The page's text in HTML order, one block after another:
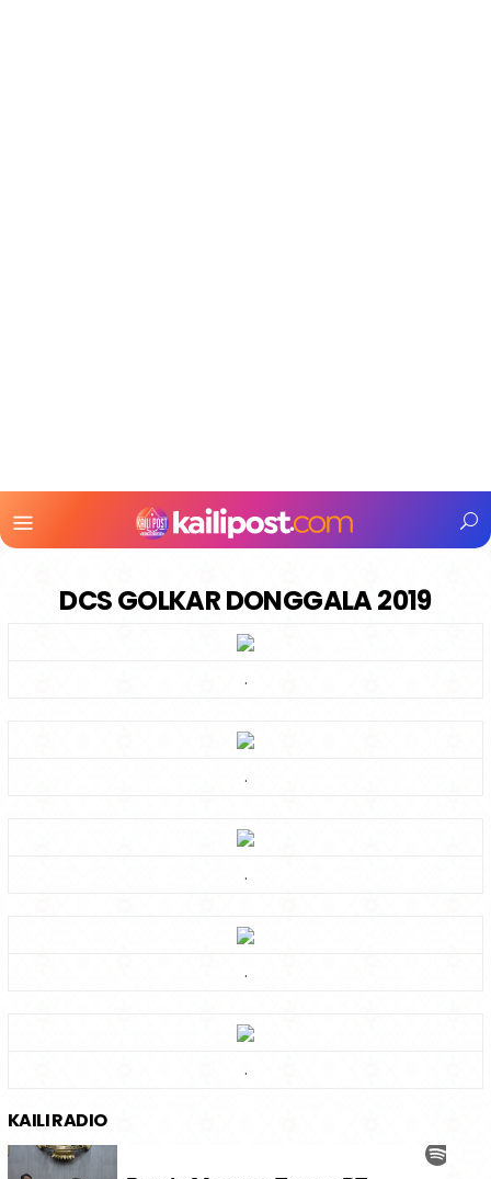
Mobile
DCS GOLKAR DONGGALA 2019
.
.
.
.
.
KAILI RADIO